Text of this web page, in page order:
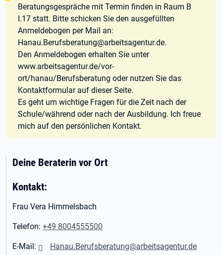
Beratungsgespräche mit Termin finden in Raum B
I.17 statt. Bitte schicken Sie den ausgefüllten
Anmeldebogen per Mail an:
Hanau.Berufsberatung@arbeitsagentur.de.
Den Anmeldebogen erhalten Sie unter
www.arbeitsagentur.de/vor-
ort/hanau/Berufsberatung oder nutzen Sie das
Kontaktformular auf dieser Seite.
Es geht um wichtige Fragen für die Zeit nach der
Schule/während oder nach der Ausbildung. Ich freue
mich auf den persönlichen Kontakt.
Deine Beraterin vor Ort
Kontakt:
Frau Vera Himmelsbach
Telefon: +49 8004555500
E-Mail: Hanau.Berufsberatung@arbeitsagentur.de